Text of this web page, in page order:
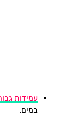
עמידות
במים.